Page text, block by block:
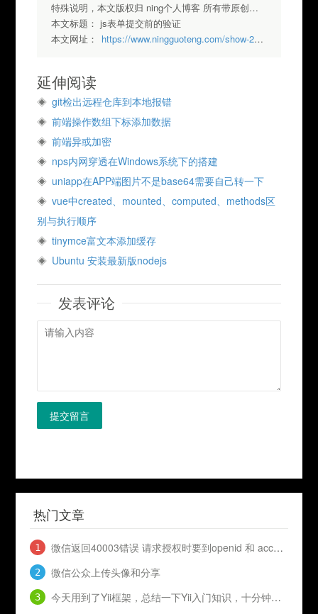
特殊说明，本文版权归 ning个人博客 所有带原创标签请勿转载，转载请注明出处.
本文标题：js表单提交前的验证
本文网址：
https://www.ningguoteng.com/show-203.html
延伸阅读
git检出远程仓库到本地报错
前端操作数组下标添加数据
前端异或加密
nps内网穿透在Windows系统下的搭建
uniapp在APP端图片不是base64需要自己转一下
vue中created、mounted、computed、methods区
别与执行顺序
tinymce富文本添加缓存
Ubuntu 安装最新版nodejs
发表评论
提交留言
热门文章
微信返回40003错误 请求授权时要到openid 和 access_token
微信公众上传头像和分享
今天用到了Yii框架，总结一下Yii入门知识，十分钟入门Yii